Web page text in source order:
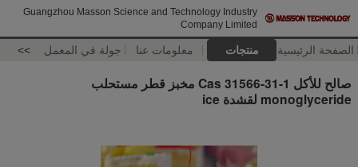
Guangzhou Masson Science and Technology Industry
Company Limited
الصفحة الرئيسية منتجات معلومات عنا جولة في المعمل >>
صالح للأكل Cas 31566-31-1 مخبز قطر مستحلب
monoglyceride لقشدة ice